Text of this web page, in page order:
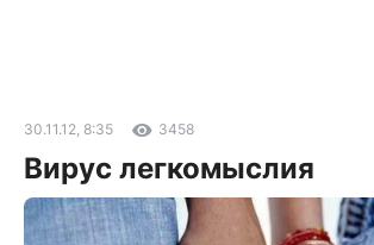
30.11.12, 8:35 3458
Вирус легкомыслия